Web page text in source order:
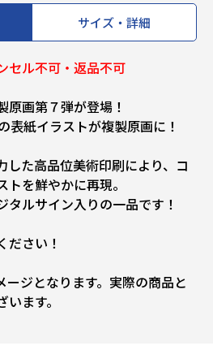
サイズ・詳細
セル不可・返品不可
原画第７弾が登場！
表紙イラストが複製原画に！
した高品位美術印刷により、コ
トを鮮やかに再現。
タルサイン入りの一品です！
ださい！
ジとなります。実際の商品と
ます。